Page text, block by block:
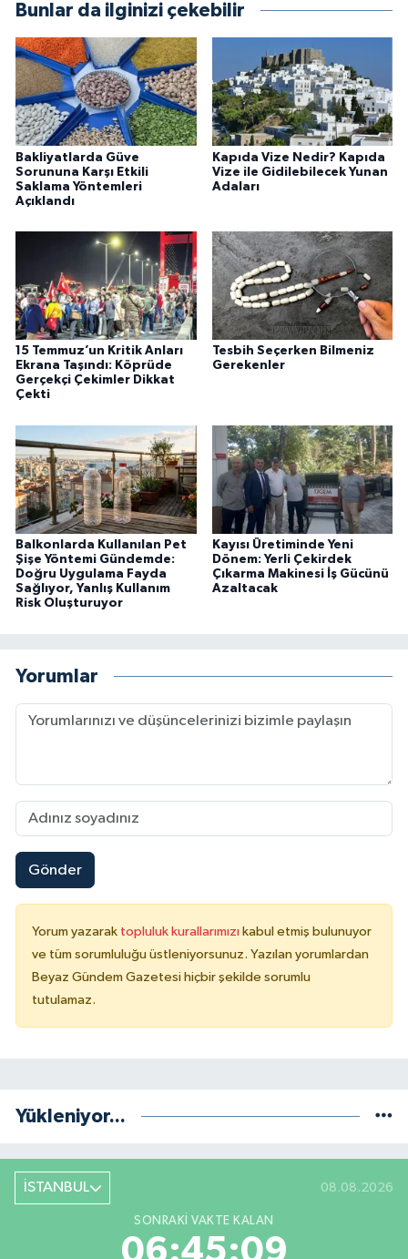
Bunlar da ilginizi çekebilir
Bakliyatlarda Güve
Sorununa Karşı Etkili
Saklama Yöntemleri
Açıklandı
Kapıda Vize Nedir? Kapıda
Vize ile Gidilebilecek Yunan
Adaları
15 Temmuz’un Kritik Anları
Ekrana Taşındı: Köprüde
Gerçekçi Çekimler Dikkat
Çekti
Tesbih Seçerken Bilmeniz
Gerekenler
Balkonlarda Kullanılan Pet
Şişe Yöntemi Gündemde:
Doğru Uygulama Fayda
Sağlıyor, Yanlış Kullanım
Risk Oluşturuyor
Kayısı Üretiminde Yeni
Dönem: Yerli Çekirdek
Çıkarma Makinesi İş Gücünü
Azaltacak
Yorumlar
Gönder
Yorum yazarak topluluk kurallarımızı kabul etmiş bulunuyor
ve tüm sorumluluğu üstleniyorsunuz. Yazılan yorumlardan
Beyaz Gündem Gazetesi hiçbir şekilde sorumlu
tutulamaz.
Yükleniyor...
İSTANBUL 08.08.2026
SONRAKI VAKTE KALAN
06:45:09